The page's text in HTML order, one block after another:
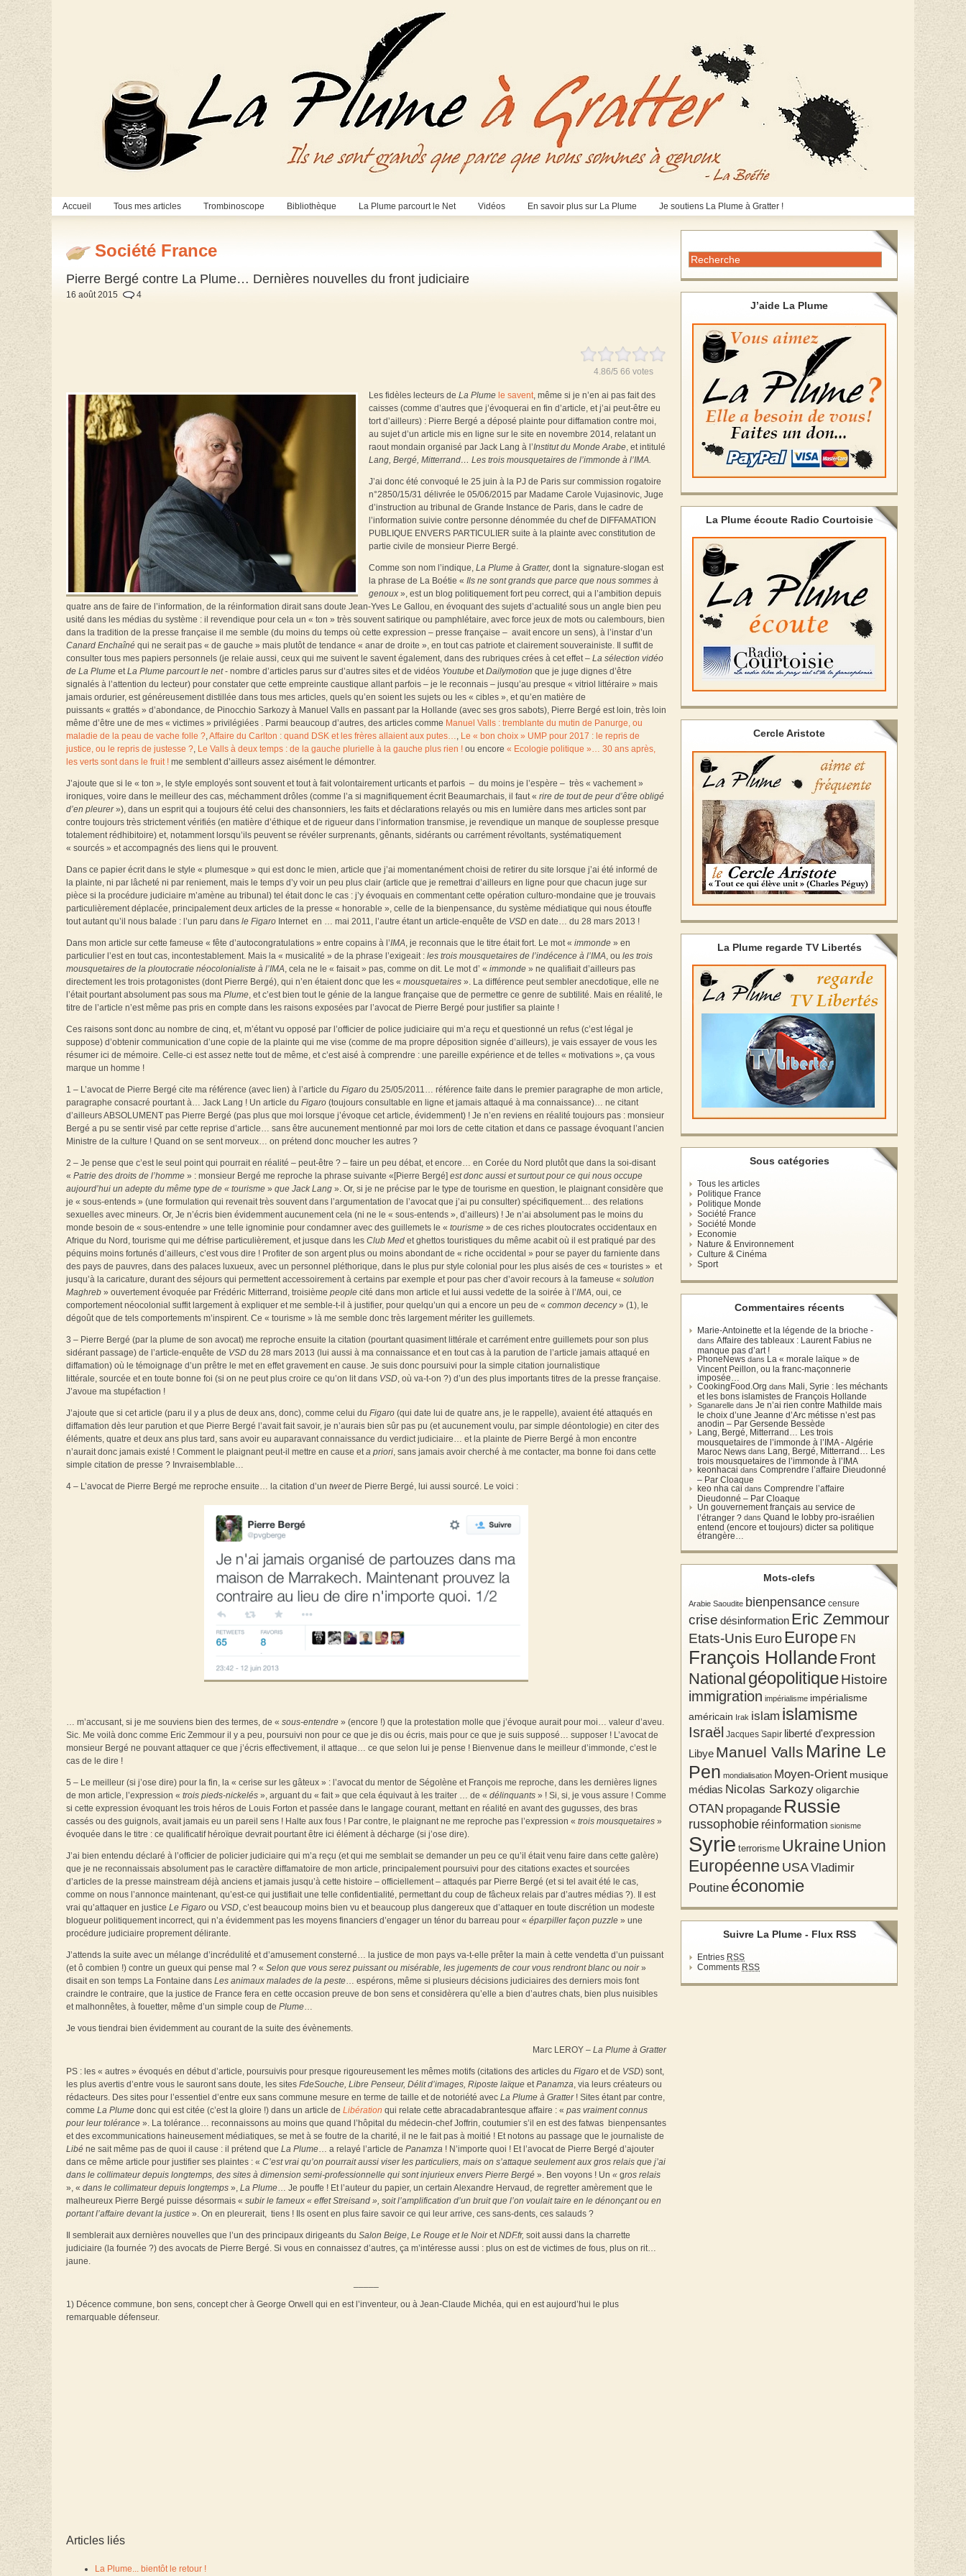
Accueil Tous mes articles Trombinoscope Bibliothèque La Plume parcourt le Net Vidéos En savoir plus sur La Plume Je soutiens La Plume à Gratter !
Société France
Pierre Bergé contre La Plume… Dernières nouvelles du front judiciaire
16 août 2015 4
4.86/5 66 votes
Les fidèles lecteurs de La Plume le savent, même si je n’en ai pas fait des
caisses (comme d’autres que j’évoquerai en fin d’article, et j’ai peut-être eu
tort d’ailleurs) : Pierre Bergé a déposé plainte pour diffamation contre moi,
au sujet d’un article mis en ligne sur le site en novembre 2014, relatant un
raout mondain organisé par Jack Lang à l’Institut du Monde Arabe, et intitulé
Lang, Bergé, Mitterrand… Les trois mousquetaires de l’immonde à l’IMA.
J’ai donc été convoqué le 25 juin à la PJ de Paris sur commission rogatoire
n°2850/15/31 délivrée le 05/06/2015 par Madame Carole Vujasinovic, Juge
d’instruction au tribunal de Grande Instance de Paris, dans le cadre de
l’information suivie contre personne dénommée du chef de DIFFAMATION
PUBLIQUE ENVERS PARTICULIER suite à la plainte avec constitution de
partie civile de monsieur Pierre Bergé.
Comme son nom l’indique, La Plume à Gratter, dont la signature-slogan est
la phrase de La Boétie « Ils ne sont grands que parce que nous sommes à
genoux », est un blog politiquement fort peu correct, qui a l’ambition depuis
quatre ans de faire de l’information, de la réinformation dirait sans doute Jean-Yves Le Gallou, en évoquant des sujets d’actualité sous un angle bien peu
usité dans les médias du système : il revendique pour cela un « ton » très souvent satirique ou pamphlétaire, avec force jeux de mots ou calembours, bien
dans la tradition de la presse française il me semble (du moins du temps où cette expression – presse française – avait encore un sens), à l’instar d’un
Canard Enchaîné qui ne serait pas « de gauche » mais plutôt de tendance « anar de droite », en tout cas patriote et clairement souverainiste. Il suffit de
consulter tous mes papiers personnels (je relaie aussi, ceux qui me suivent le savent également, dans des rubriques crées à cet effet – La sélection vidéo
de La Plume etLa Plume parcourt le net- nombre d’articles parus sur d’autres sites et de vidéos Youtube etDailymotion que je juge dignes d’être
signalés à l’attention du lecteur) pour constater que cette empreinte caustique allant parfois – je le reconnais – jusqu’au presque « vitriol littéraire » mais
jamais ordurier, est généreusement distillée dans tous mes articles, quels qu’en soient les sujets ou les « cibles », et qu’en matière de
puissants « grattés » d’abondance, de Pinocchio Sarkozy à Manuel Valls en passant par la Hollande (avec ses gros sabots), Pierre Bergé est loin, très loin
même d’être une de mes « victimes » privilégiées . Parmi beaucoup d’autres, des articles comme Manuel Valls : tremblante du mutin de Panurge, ou
maladie de la peau de vache folle ?,Affaire du Carlton : quand DSK et les frères allaient aux putes…, Le « bon choix » UMP pour 2017 : le repris de
justice, ou le repris de justesse ?, Le Valls à deux temps : de la gauche plurielle à la gauche plus rien ! ou encore « Ecologie politique »… 30 ans après,
les verts sont dans le fruit ! me semblent d’ailleurs assez aisément le démontrer.
J’ajoute que si le « ton », le style employés sont souvent et tout à fait volontairement urticants et parfois – du moins je l’espère – très « vachement »
ironiques, voire dans le meilleur des cas, méchamment drôles (comme l’a si magnifiquement écrit Beaumarchais, il faut « rire de tout de peur d’être obligé
d’en pleurer»), dans un esprit qui a toujours été celui des chansonniers, les faits et déclarations relayés ou mis en lumière dans mes articles sont par
contre toujours très strictement vérifiés (en matière d’éthique et de rigueur dans l’information transmise, je revendique un manque de souplesse presque
totalement rédhibitoire) et, notamment lorsqu’ils peuvent se révéler surprenants, gênants, sidérants ou carrément révoltants, systématiquement
« sourcés » et accompagnés des liens qui le prouvent.
Dans ce papier écrit dans le style « plumesque » qui est donc le mien, article que j’ai momentanément choisi de retirer du site lorsque j’ai été informé de
la plainte, ni par lâcheté ni par reniement, mais le temps d’y voir un peu plus clair (article que je remettrai d’ailleurs en ligne pour que chacun juge sur
pièce si la procédure judiciaire m’amène au tribunal) tel était donc le cas : j’y évoquais en commentant cette opération culturo-mondaine que je trouvais
particulièrement déplacée, principalement deux articles de la presse « honorable », celle de la bienpensance, du système médiatique qui nous étouffe
tout autant qu’il nous balade : l’un paru dans le Figaro Internet en … mai 2011, l’autre étant un article-enquête de VSD en date… du 28 mars 2013 !
Dans mon article sur cette fameuse « fête d’autocongratulations » entre copains à l’IMA, je reconnais que le titre était fort. Le mot « immonde » en
particulier l’est en tout cas, incontestablement. Mais la « musicalité » de la phrase l’exigeait : les trois mousquetaires de l’indécence à l’IMA, ou les trois
mousquetaires de la ploutocratie néocolonialiste à l’IMA, cela ne le « faisait » pas, comme on dit. Le mot d’ « immonde » ne qualifiait d’ailleurs pas
directement les trois protagonistes (dont Pierre Bergé), qui n’en étaient donc que les « mousquetaires ». La différence peut sembler anecdotique, elle ne
l’était pourtant absolument pas sous ma Plume, et c’est bien tout le génie de la langue française que de permettre ce genre de subtilité. Mais en réalité, le
titre de l’article n’est même pas pris en compte dans les raisons exposées par l’avocat de Pierre Bergé pour justifier sa plainte !
Ces raisons sont donc au nombre de cinq, et, m’étant vu opposé par l’officier de police judiciaire qui m’a reçu et questionné un refus (c’est légal je
suppose) d’obtenir communication d’une copie de la plainte qui me vise (comme de ma propre déposition signée d’ailleurs), je vais essayer de vous les
résumer ici de mémoire. Celle-ci est assez nette tout de même, et c’est aisé à comprendre : une pareille expérience et de telles « motivations », ça vous
marque un homme !
1 – L’avocat de Pierre Bergé cite ma référence (avec lien) à l’article du Figaro du 25/05/2011… référence faite dans le premier paragraphe de mon article,
paragraphe consacré pourtant à… Jack Lang ! Un article du Figaro (toujours consultable en ligne et jamais attaqué à ma connaissance)… ne citant
d’ailleurs ABSOLUMENT pas Pierre Bergé (pas plus que moi lorsque j’évoque cet article, évidemment) ! Je n’en reviens en réalité toujours pas : monsieur
Bergé a pu se sentir visé par cette reprise d’article… sans être aucunement mentionné par moi lors de cette citation et dans ce passage évoquant l’ancien
Ministre de la culture ! Quand on se sent morveux… on prétend donc moucher les autres ?
2 – Je pense que c’est le seul point qui pourrait en réalité – peut-être ? – faire un peu débat, et encore… en Corée du Nord plutôt que dans la soi-disant
« Patrie des droits de l’homme » : monsieur Bergé me reproche la phrase suivante «[Pierre Bergé] est donc aussi et surtout pour ce qui nous occupe
aujourd’hui un adepte du même type de « tourisme » que Jack Lang ». Or, si je ne précise par le type de tourisme en question, le plaignant considère que
je « sous-entends » (une formulation qui revenait très souvent dans l’argumentation de l’avocat que j’ai pu consulter) spécifiquement… des relations
sexuelles avec mineurs. Or, Je n’écris bien évidemment aucunement cela (ni ne le « sous-entends », d’ailleurs) ! Je n’ai absolument pas le moins du
monde besoin de « sous-entendre » une telle ignominie pour condamner avec des guillemets le « tourisme » de ces riches ploutocrates occidentaux en
Afrique du Nord, tourisme qui me défrise particulièrement, et jusque dans les Club Med et ghettos touristiques du même acabit où il est pratiqué par des
péquins moins fortunés d’ailleurs, c’est vous dire ! Profiter de son argent plus ou moins abondant de « riche occidental » pour se payer du farniente dans
des pays de pauvres, dans des palaces luxueux, avec un personnel pléthorique, dans le plus pur style colonial pour les plus aisés de ces « touristes » et
jusqu’à la caricature, durant des séjours qui permettent accessoirement à certains par exemple et pour pas cher d’avoir recours à la fameuse « solution
Maghreb » ouvertement évoquée par Frédéric Mitterrand, troisième people cité dans mon article et lui aussi vedette de la soirée à l’IMA, oui, ce
comportement néocolonial suffit largement à expliquer et me semble-t-il à justifier, pour quelqu’un qui a encore un peu de « common decency» (1), le
dégoût que de tels comportements m’inspirent. Ce « tourisme » là me semble donc très largement mériter les guillemets.
3 – Pierre Bergé (par la plume de son avocat) me reproche ensuite la citation (pourtant quasiment littérale et carrément entre guillemets pour son plus
sidérant passage) de l’article-enquête de VSD du 28 mars 2013 (lui aussi à ma connaissance et en tout cas à la parution de l’article jamais attaqué en
diffamation) où le témoignage d’un prêtre le met en effet gravement en cause. Je suis donc poursuivi pour la simple citation journalistique
littérale, sourcée et en toute bonne foi (si on ne peut plus croire ce qu’on lit dans VSD, où va-t-on ?) d’un des plus importants titres de la presse française.
J’avoue ma stupéfaction !
J’ajoute que si cet article (paru il y a plus de deux ans, donc), comme celui du Figaro (qui date lui de quatre ans, je le rappelle), avaient été attaqués en
diffamation dès leur parution et que Pierre Bergé l’avait fait savoir, je n’aurais bien sûr pas pu (et aucunement voulu, par simple déontologie) en citer des
éléments, quatre et deux ans plus tard, sans avoir eu auparavant connaissance du verdict judiciaire… et la plainte de Pierre Bergé à mon encontre
n’aurait donc jamais existé ! Comment le plaignant peut-il mettre en cause eta priori, sans jamais avoir cherché à me contacter, ma bonne foi dans cette
simple citation de presse ? Invraisemblable…
4 – L’avocat de Pierre Bergé me reproche ensuite… la citation d’un tweetde Pierre Bergé, lui aussi sourcé. Le voici :
… m’accusant, si je me souviens bien des termes, de « sous-entendre » (encore !) que la protestation molle que j’évoque aurait pour moi… valeur d’aveu.
Sic. Me voilà donc comme Eric Zemmour il y a peu, poursuivi non pour ce que je dis ou écris, mais pour ce que je suis supposé… supposer ! L’avocat de
monsieur Bergé ne pouvant attaquer ce que j’écris effectivement, il attaque… ce que selon lui je pense ! Bienvenue dans le meilleur d’immonde, c’est le
cas de le dire !
5 – Le meilleur (si j’ose dire) pour la fin, la « cerise sur les gâteux » : l’avocat du mentor de Ségolène et François me reproche, dans les dernières lignes
de mon article, l’expression « trois pieds-nickelés », arguant du « fait » que cela équivaut à les traiter … de « délinquants » ! Si, si, je vous assure ! Comme
si cette expression évoquant les trois héros de Louis Forton et passée dans le langage courant, mettant en réalité en avant des gugusses, des bras
cassés ou des guignols, avait jamais eu un pareil sens ! Halte aux fous ! Par contre, le plaignant ne me reproche pas l’expression « trois mousquetaires »
évoquée dans le titre : ce qualificatif héroïque devrait pourtant être ici élément à décharge (si j’ose dire).
J’ai bien entendu déclaré à l’officier de policier judiciaire qui m’a reçu (et qui me semblait se demander un peu ce qu’il était venu faire dans cette galère)
que je ne reconnaissais absolument pas le caractère diffamatoire de mon article, principalement poursuivi pour des citations exactes et sourcées
d’articles de la presse mainstream déjà anciens et jamais jusqu’à cette histoire – officiellement – attaqués par Pierre Bergé (et si tel avait été le cas,
comme on nous l’annonce maintenant, qu’est-ce qui justifiait une telle confidentialité, permettant du coup de fâcheux relais par d’autres médias ?). Il est
vrai qu’attaquer en justice Le Figaro ou VSD , c’est beaucoup moins bien vu et beaucoup plus dangereux que d’attaquer en toute discrétion un modeste
blogueur politiquement incorrect, qui n’a évidemment pas les moyens financiers d’engager un ténor du barreau pour « éparpiller façon puzzle » une
procédure judiciaire proprement délirante.
J’attends la suite avec un mélange d’incrédulité et d’amusement consterné… la justice de mon pays va-t-elle prêter la main à cette vendetta d’un puissant
(et ô combien !) contre un gueux qui pense mal ? « Selon que vous serez puissant ou misérable, les jugements de cour vous rendront blanc ou noir»
disait en son temps La Fontaine dans Les animaux malades de la peste … espérons, même si plusieurs décisions judiciaires des derniers mois font
craindre le contraire, que la justice de France fera en cette occasion preuve de bon sens et considèrera qu’elle a bien d’autres chats, bien plus nuisibles
et malhonnêtes, à fouetter, même d’un simple coup de Plume
Je vous tiendrai bien évidemment au courant de la suite des évènements.
Marc LEROY – La Plume à Gratter
PS : les « autres » évoqués en début d’article, poursuivis pour presque rigoureusement les mêmes motifs (citations des articles du Figaro et de VSD) sont,
les plus avertis d’entre vous le sauront sans doute, les sites FdeSouche, Libre Penseur, Délit d’images, Riposte laïque et Panamza , via leurs créateurs ou
rédacteurs. Des sites pour l’essentiel d’entre eux sans commune mesure en terme de taille et de notoriété avec La Plume à Gratter! Sites étant par contre,
comme La Plume donc qui est citée (c’est la gloire !) dans un article de Libération qui relate cette abracadabrantesque affaire : « pas vraiment connus
pour leur tolérance ». La tolérance… reconnaissons au moins que quand l’hôpital du médecin-chef Joffrin, coutumier s’il en est des fatwas bienpensantes
et des excommunications haineusement médiatiques, se met à se foutre de la charité, il ne le fait pas à moitié ! Et notons au passage que le journaliste de
Libé ne sait même pas de quoi il cause : il prétend que La Plume … a relayé l’article de Panamza ! N’importe quoi ! Et l’avocat de Pierre Bergé d’ajouter
dans ce même article pour justifier ses plaintes : « C’est vrai qu’on pourrait aussi viser les particuliers, mais on s’attaque seulement aux gros relais que j’ai
dans le collimateur depuis longtemps, des sites à dimension semi-professionnelle qui sont injurieux envers Pierre Bergé ». Ben voyons ! Un « gros relais
», « dans le collimateur depuis longtemps », La Plume … Je pouffe ! Et l’auteur du papier, un certain Alexandre Hervaud, de regretter amèrement que le
malheureux Pierre Bergé puisse désormais « subir le fameux « effet Streisand », soit l’amplification d’un bruit que l’on voulait taire en le dénonçant ou en
portant l’affaire devant la justice ». On en pleurerait, tiens ! Ils osent en plus faire savoir ce qui leur arrive, ces sans-dents, ces salauds ?
Il semblerait aux dernières nouvelles que l’un des principaux dirigeants du Salon Beige Le Rouge et le Noiret NDF.fr, soit aussi dans la charrette
judiciaire (la fournée ?) des avocats de Pierre Bergé. Si vous en connaissez d’autres, ça m’intéresse aussi : plus on est de victimes de fous, plus on rit…
jaune.
1) Décence commune, bon sens, concept cher à George Orwell qui en est l’inventeur, ou à Jean-Claude Michéa, qui en est aujourd’hui le plus
remarquable défenseur.
Articles liés
La Plume... bientôt le retour !
J’aide La Plume
La Plume écoute Radio Courtoisie
Cercle Aristote
La Plume regarde TV Libertés
Sous catégories
Tous les articles
Politique France
Politique Monde
Société France
Société Monde
Economie
Nature & Environnement
Culture & Cinéma
Sport
Commentaires récents
Marie-Antoinette et la légende de la brioche -
dans Affaire des tableaux : Laurent Fabius ne
manque pas d’art !
PhoneNews dans La « morale laïque » de
Vincent Peillon, ou la franc-maçonnerie
imposée…
CookingFood.Org dans Mali, Syrie : les méchants
et les bons islamistes de François Hollande
Sganarelle dans Je n’ai rien contre Mathilde mais
le choix d’une Jeanne d’Arc métisse n’est pas
anodin – Par Gersende Bessède
Lang, Bergé, Mitterrand… Les trois
mousquetaires de l’immonde à l’IMA - Algérie
Maroc News dans Lang, Bergé, Mitterrand… Les
trois mousquetaires de l’immonde à l’IMA
keonhacai dans Comprendre l’affaire Dieudonné
– Par Cloaque
keo nha cai dans Comprendre l’affaire
Dieudonné – Par Cloaque
Un gouvernement français au service de
l’étranger ? dans Quand le lobby pro-israélien
entend (encore et toujours) dicter sa politique
étrangère…
Mots-clefs
Arabie Saoudite bienpensance censure
crise désinformation Eric Zemmour
Etats-Unis Euro Europe FN
François HollandeFront
National géopolitiqueHistoire
immigration impérialisme impérialisme
américain Irak islam islamisme
Israël Jacques Sapir liberté d'expression
Libye Manuel Valls Marine Le
Pen mondialisation Moyen-Orient musique
médias Nicolas Sarkozyoligarchie
OTAN propagande Russie
russophobie réinformation sionisme
Syrie terrorisme Ukraine Union
Européenne USAVladimir
Poutine économie
Suivre La Plume - Flux RSS
Entries RSS
Comments RSS